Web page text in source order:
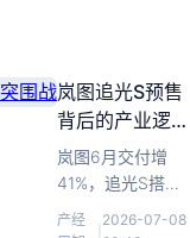
岚图追光S预售
背后的产业逻
辑：华为智驾加
持下的央企高端
突围战
岚图6月交付增
41%，追光S搭载
华为ADS5预售，
产经
2026-07-08